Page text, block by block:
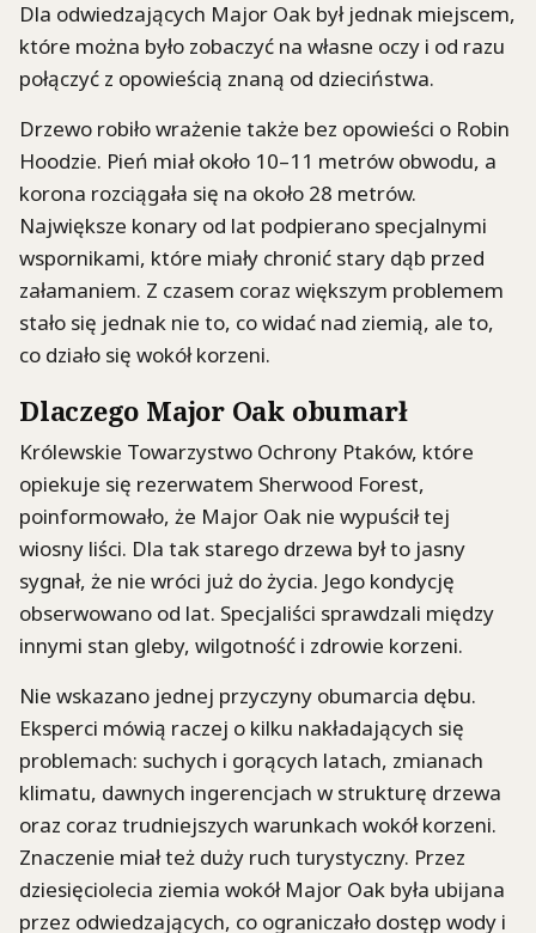
Dla odwiedzających Major Oak był jednak miejscem,
które można było zobaczyć na własne oczy i od razu
połączyć z opowieścią znaną od dzieciństwa.
Drzewo robiło wrażenie także bez opowieści o Robin
Hoodzie. Pień miał około 10–11 metrów obwodu, a
korona rozciągała się na około 28 metrów.
Największe konary od lat podpierano specjalnymi
wspornikami, które miały chronić stary dąb przed
załamaniem. Z czasem coraz większym problemem
stało się jednak nie to, co widać nad ziemią, ale to,
co działo się wokół korzeni.
Dlaczego Major Oak obumarł
Królewskie Towarzystwo Ochrony Ptaków, które
opiekuje się rezerwatem Sherwood Forest,
poinformowało, że Major Oak nie wypuścił tej
wiosny liści. Dla tak starego drzewa był to jasny
sygnał, że nie wróci już do życia. Jego kondycję
obserwowano od lat. Specjaliści sprawdzali między
innymi stan gleby, wilgotność i zdrowie korzeni.
Nie wskazano jednej przyczyny obumarcia dębu.
Eksperci mówią raczej o kilku nakładających się
problemach: suchych i gorących latach, zmianach
klimatu, dawnych ingerencjach w strukturę drzewa
oraz coraz trudniejszych warunkach wokół korzeni.
Znaczenie miał też duży ruch turystyczny. Przez
dziesięciolecia ziemia wokół Major Oak była ubijana
przez odwiedzających, co ograniczało dostęp wody i